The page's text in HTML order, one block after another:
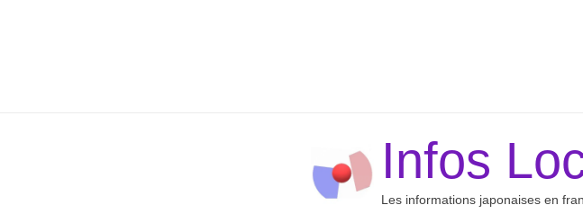
Infos
Les informations japonaises en